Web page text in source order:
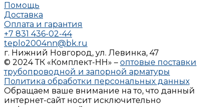
Помощь
Доставка
Оплата и гарантия
+7 831 436-02-44
teplo2004nn@bk.ru
г. Нижний Новгород, ул. Левинка, 47
© 2024 ТК «Комплект-НН» – оптовые поставки
трубопроводной и запорной арматуры
Политика обработки персональных данных
Обращаем ваше внимание на то, что данный
интернет-сайт носит исключительно